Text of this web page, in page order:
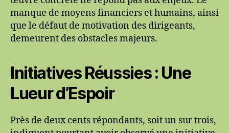
manque de moyens financiers et humains, ainsi
que le défaut de motivation des dirigeants,
demeurent des obstacles majeurs.
Initiatives Réussies : Une
Lueur d’Espoir
Près de deux cents répondants, soit un sur trois,